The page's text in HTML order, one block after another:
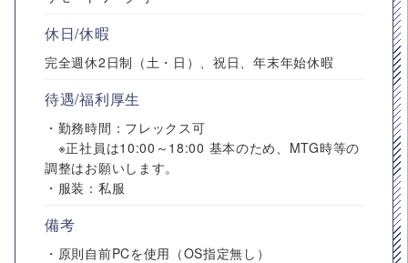
休日/休暇
完全週休2日制（土・日）、祝日、年末年始休暇
待遇/福利厚生
・勤務時間：フレックス可
※正社員は10:00～18:00 基本のため、MTG時等の
調整はお願いします。
・服装：私服
備考
・原則自前PCを使用（OS指定無し）